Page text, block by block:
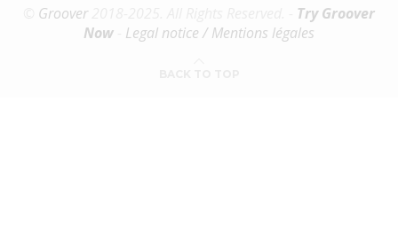
Groover2018-2025. All Rights Reserved. - Try Groover
Now
Legal notice / Mentions légales